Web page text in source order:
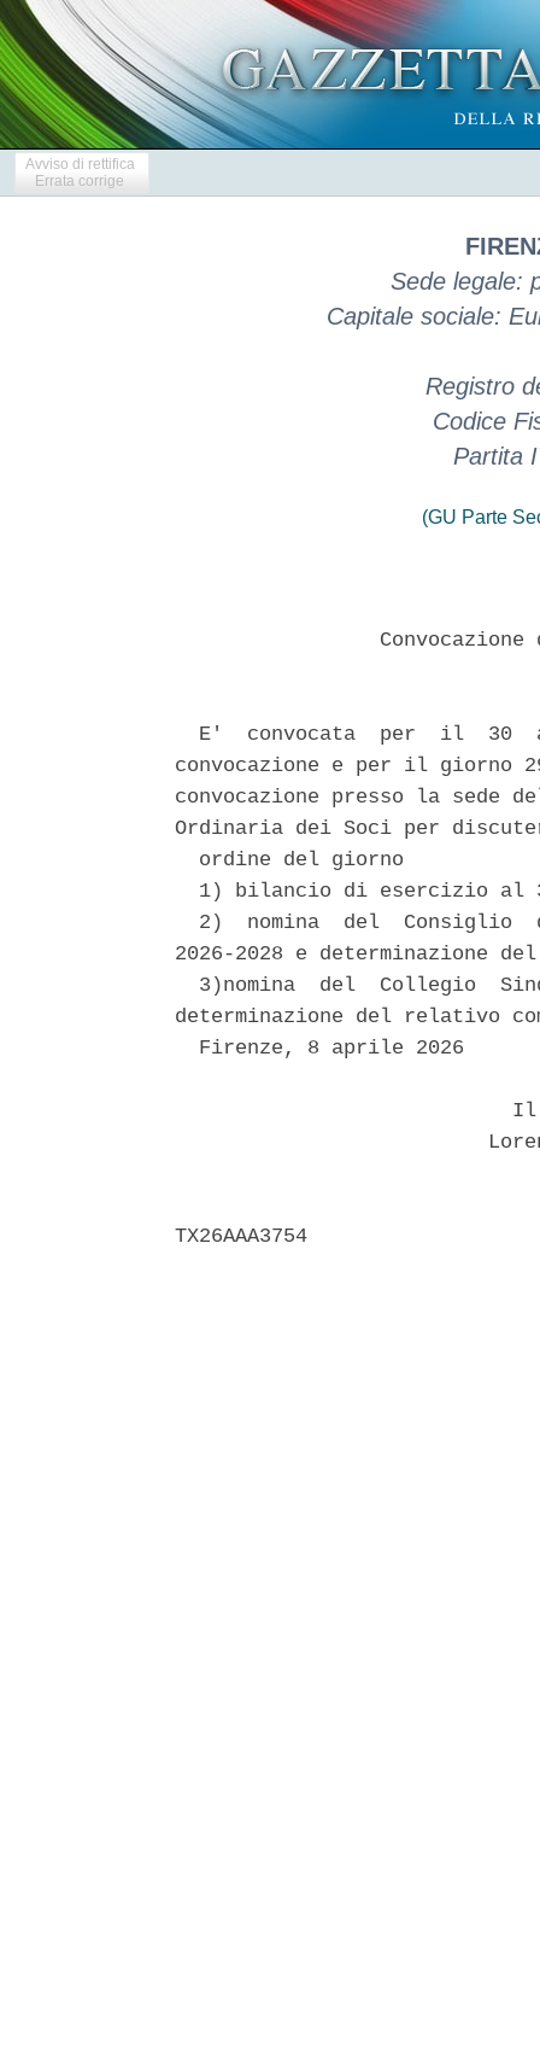
Avviso di rettifica
Errata corrige
Sede legale:
Capitale sociale:
Registro
Codice
Partita
(GU Parte
E'  convocata  per  il  30
convocazione e per il giorno
convocazione presso la sede
Ordinaria dei Soci per
  ordine del giorno
1) bilancio di esercizio
2)  nomina  del  Consiglio
2026-2028 e determinazione
3)nomina  del  Collegio
determinazione del relativo
  Firenze, 8 aprile 2026